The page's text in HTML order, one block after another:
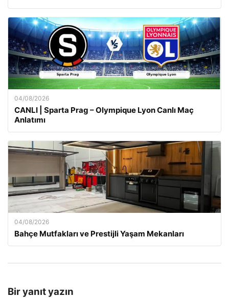
04/08/2026
CANLI | Sparta Prag – Olympique Lyon Canlı Maç
Anlatımı
04/08/2026
Bahçe Mutfakları ve Prestijli Yaşam Mekanları
Bir yanıt yazın